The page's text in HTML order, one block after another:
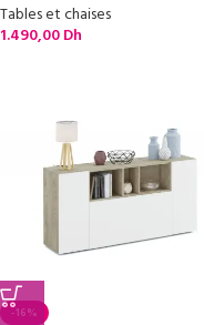
Tables et chaises
1.490,00Dh
-16%